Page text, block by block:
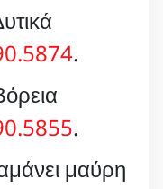
.
.
μαύρη